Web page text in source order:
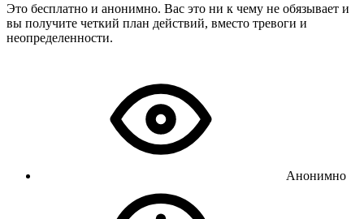
Это бесплатно и анонимно. Вас это ни к чему не обязывает и
вы получите четкий план действий, вместо тревоги и
неопределенности.
Анонимно